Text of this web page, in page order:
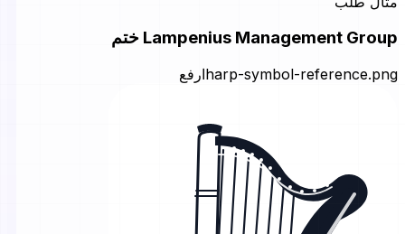
Lampenius Management Group ختم
harp-symbol-reference.pngارفع